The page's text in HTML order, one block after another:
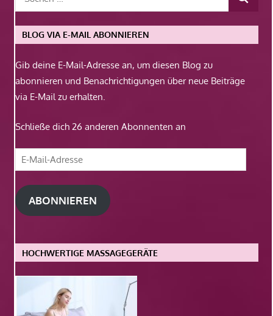
BLOG VIA E-MAIL ABONNIEREN
Gib deine E-Mail-Adresse an, um diesen Blog zu
abonnieren und Benachrichtigungen über neue Beiträge
via E-Mail zu erhalten.
Schließe dich 26 anderen Abonnenten an
E-
Mail-
Adresse
ABONNIEREN
HOCHWERTIGE MASSAGEGERÄTE